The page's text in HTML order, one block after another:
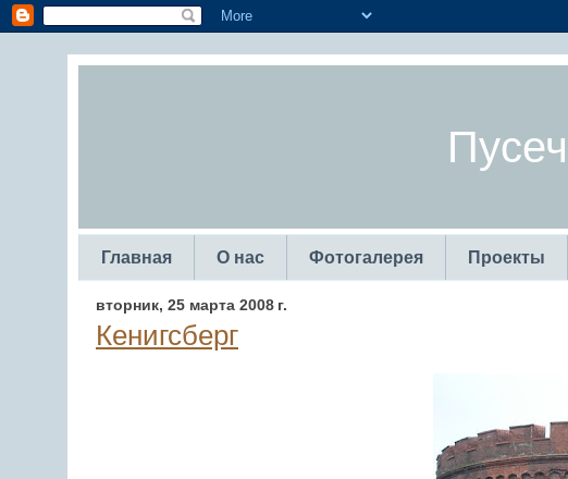
Главная О нас Фотогалерея Проекты
вторник, 25 марта 2008 г.
Кенигсберг